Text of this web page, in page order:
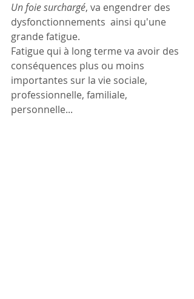
Un foie surchargé, va engendrer des
dysfonctionnements  ainsi qu'une
grande fatigue.
Fatigue qui à long terme va avoir des
conséquences plus ou moins
importantes sur la vie sociale,
professionnelle, familiale,
personnelle...